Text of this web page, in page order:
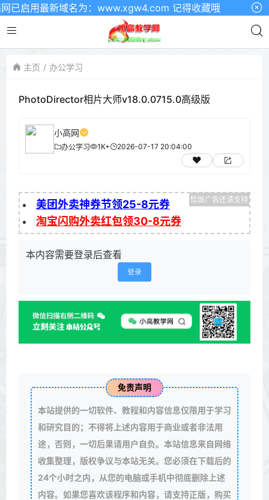
启用最新域名为：www.xgw4.com 记得收藏哦
主页 办公学习
PhotoDirector相片大师v18.0.0715.0高级版
小高网
办公学习 1K+ 2026-07-17 20:04:00
美团外卖神券节领25-8元券
淘宝闪购外卖红包领30-8元券
本内容需要登录后查看
登录
免责声明
本站提供的一切软件、教程和内容信息仅限用于学习
和研究目的；不得将上述内容用于商业或者非法用
途，否则，一切后果请用户自负。本站信息来自网络
收集整理，版权争议与本站无关。您必须在下载后的
24个小时之内，从您的电脑或手机中彻底删除上述
内容。如果您喜欢该程序和内容，请支持正版，购买